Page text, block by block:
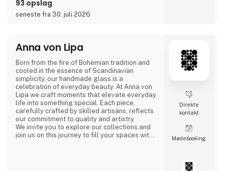
planternes duft og skønhed i Royal Botanic
Gardens i Kew, London.
måtter til kæledy
93 opslag
seneste fra 30. juli 2026
Anna von Lipa
Born from the fire of Bohemian tradition and
cooled in the essence of Scandinavian
simplicity, our handmade glass is a
celebration of everyday beauty. At Anna von
Lipa we craft moments that elevate everyday
life into something special. Each piece,
carefully crafted by skilled artisans, reflects
our commitment to quality and artistry.
We invite you to explore our collections and
join us on this journey to fill your spaces with
Direkte
kontakt
Møde­booking